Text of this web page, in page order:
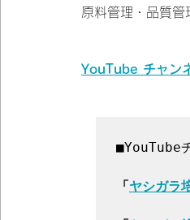
原料管理・品質
YouTube チャン
■YouTube
「ヤシガラ